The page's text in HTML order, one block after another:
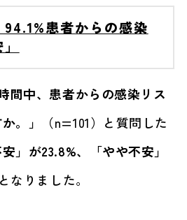
患者からの感染
間中、患者からの感染リス
。」
（n=101）と質問した
安」が23.8%、「やや不安」
なりました。